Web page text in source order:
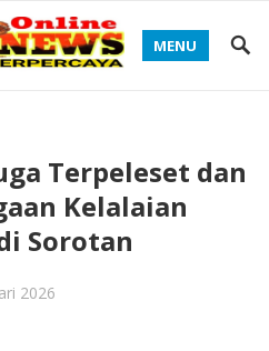
MENU
Terpeleset dan
Kelalaian
Sorotan
2026